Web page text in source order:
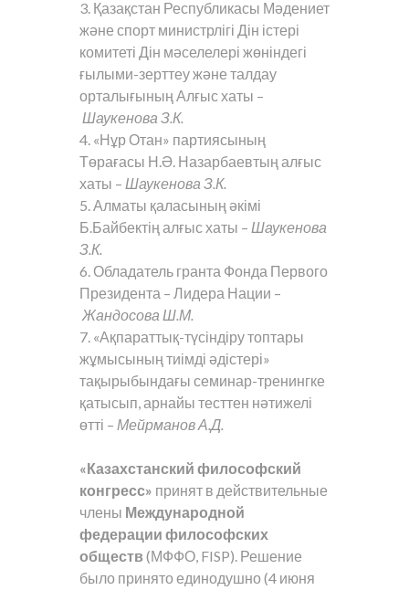
3. Қазақстан Республикасы Мәдениет
және спорт министрлігі Дін істері
комитеті Дін мәселелері жөніндегі
ғылыми-зерттеу және талдау
орталығының Алғыс хаты –
Шаукенова З.К.
4. «Нұр Отан» партиясының
Төрағасы Н.Ә. Назарбаевтың алғыс
хаты – Шаукенова З.К.
5. Алматы қаласының әкімі
Б.Байбектің алғыс хаты – Шаукенова
З.К.
6. Обладатель гранта Фонда Первого
Президента – Лидера Нации –
Жандосова Ш.М.
7. «Ақпараттық-түсіндіру топтары
жұмысының тиімді әдістері»
тақырыбындағы семинар-тренингке
қатысып, арнайы тесттен нәтижелі
өтті – Мейрманов А.Д.
«Казахстанский философский
конгресс» принят в действительные
члены Международной
федерации философских
обществ (МФФО, FISP). Решение
было принято единодушно (4 июня